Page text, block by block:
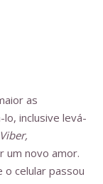
as
inclusive levá-
um novo amor.
o celular passou